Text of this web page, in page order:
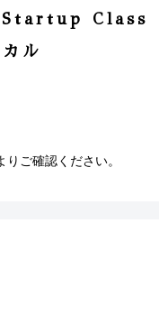
Startup Class
ル
ご確認ください。